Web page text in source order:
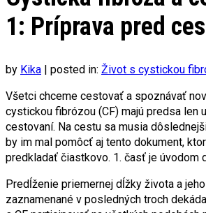
1: Príprava pred
by Kika | posted in: Život s cystickou
Všetci chceme cestovať a spoznávať
cystickou fibrózou (CF) majú predsa len
cestovaní. Na cestu sa musia
by im mal pomôcť aj tento dokument,
predkladať čiastkovo. 1. časť je úvodom
Predĺženie priemernej dĺžky života a
zaznamenané v posledných troch